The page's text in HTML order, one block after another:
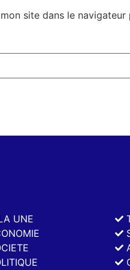
site dans le
UNE